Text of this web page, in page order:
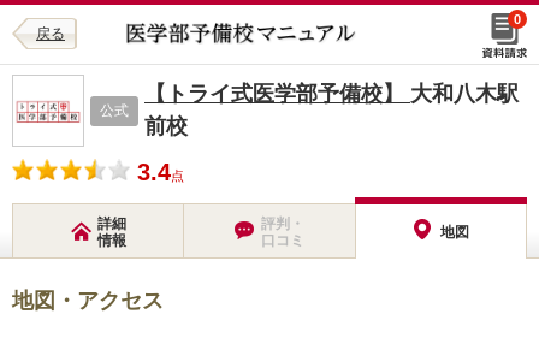
戻る
0
公式
【トライ式医学部予備校】 大和八木駅
前校
3.4点
詳細
情報
評判・
口コミ
地図
地図・アクセス